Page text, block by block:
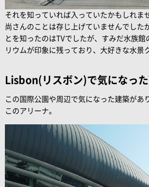
それを知っていれば入っていたかもしれま
尚さんのことは存じ上げていませんでした
とを知ったのはTVでしたが、すみだ水族館
リウムが印象に残っており、大好きな水景
Lisbon(リスボン)で気になっ
この国際公園や周辺で気になった建築があ
このアリーナ。